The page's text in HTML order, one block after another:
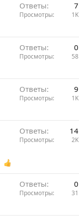
Ответы 7
Просмотры 1K
Ответы 0
Просмотры 58
Ответы 9
Просмотры 1K
Ответы 14
Просмотры 2K
Ответы 0
Просмотры 31